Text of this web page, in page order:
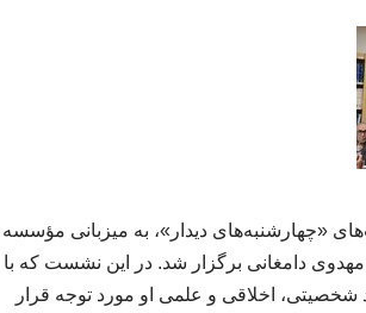
«چهارشنبه‌های دیدار»، به میزبانی مؤسسه
دامغانی برگزار شد. در این نشست که با
شخصیتی، اخلاقی و علمی او مورد توجه قرار